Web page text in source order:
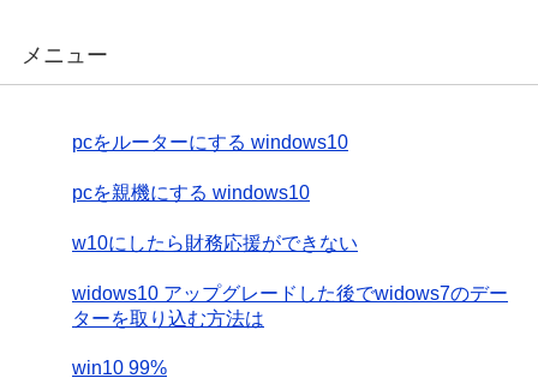
メニュー
pcをルーターにする windows10
pcを親機にする windows10
w10にしたら財務応援ができない
widows10 アップグレードした後でwidows7のデー
ターを取り込む方法は
win10 99%